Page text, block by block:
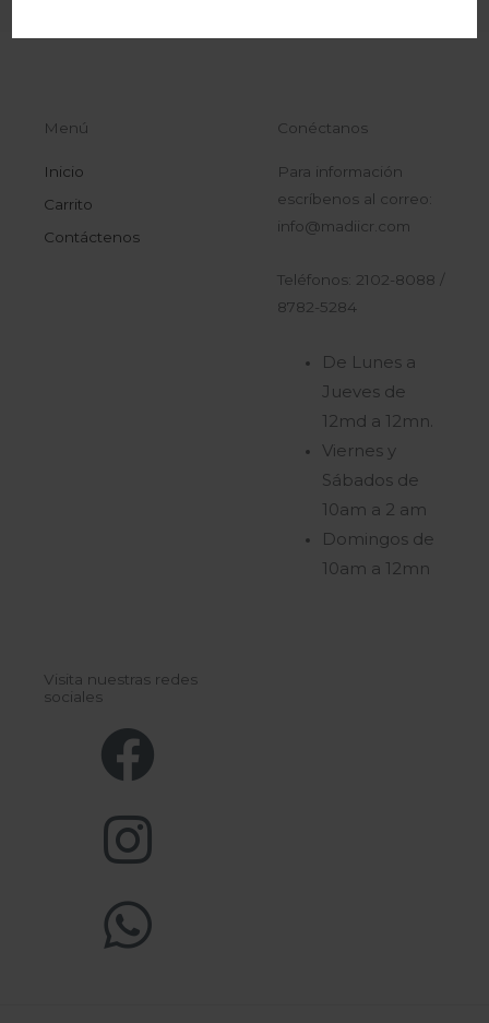
Menú
Inicio
Carrito
Contáctenos
Conéctanos
Para información
escríbenos al correo:
info@madiicr.com
Teléfonos: 2102-8088 /
8782-5284
De Lunes a
Jueves de
12md a 12mn.
Viernes y
Sábados de
10am a 2 am
Domingos de
10am a 12mn
Visita nuestras redes
sociales